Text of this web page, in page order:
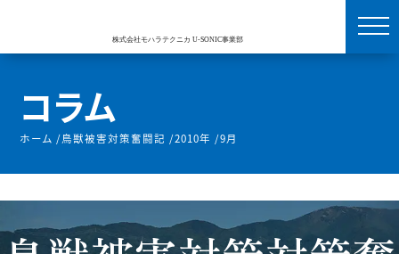
コラム
ホーム /鳥獣被害対策奮闘記 /2010年 /9月